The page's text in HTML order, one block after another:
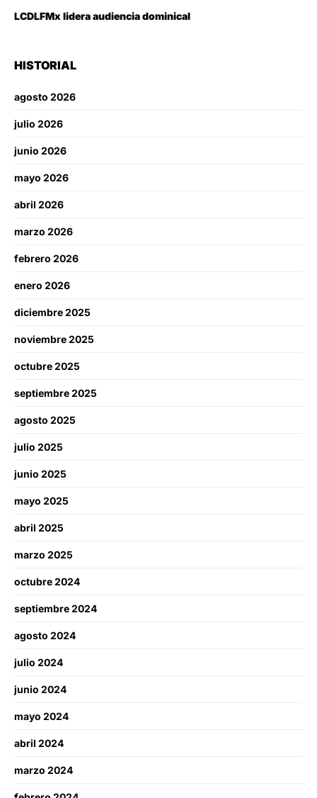
LCDLFMx lidera audiencia dominical
HISTORIAL
agosto 2026
julio 2026
junio 2026
mayo 2026
abril 2026
marzo 2026
febrero 2026
enero 2026
diciembre 2025
noviembre 2025
octubre 2025
septiembre 2025
agosto 2025
julio 2025
junio 2025
mayo 2025
abril 2025
marzo 2025
octubre 2024
septiembre 2024
agosto 2024
julio 2024
junio 2024
mayo 2024
abril 2024
marzo 2024